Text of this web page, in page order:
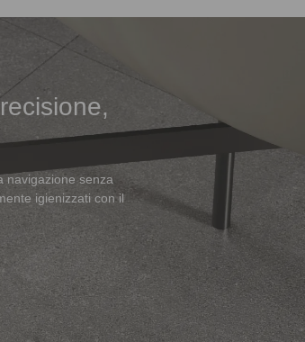
navigazione senza
igienizzati con il